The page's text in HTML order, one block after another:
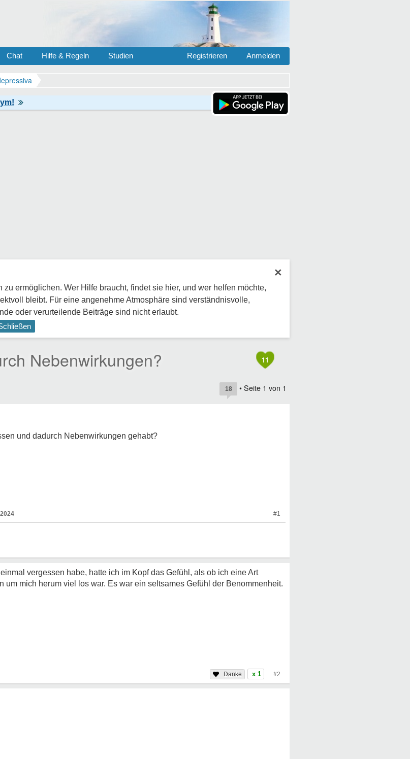
Chat Hilfe & Regeln Studien Anmelden
Registrieren
×
ermöglichen. Wer Hilfe braucht, findet sie hier, und wer helfen möchte,
bleibt. Für eine angenehme Atmosphäre sind verständnisvolle,
oder verurteilende Beiträge sind nicht erlaubt.
11
Nebenwirkungen?
18 • Seite 1 von 1
und dadurch Nebenwirkungen gehabt?
#1
vergessen habe, hatte ich im Kopf das Gefühl, als ob ich eine Art
mich herum viel los war. Es war ein seltsames Gefühl der Benommenheit.
x 1 #2